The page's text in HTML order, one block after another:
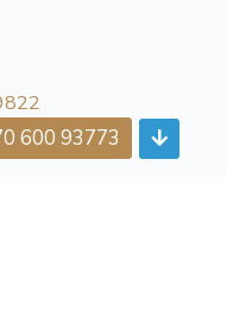
600 93773